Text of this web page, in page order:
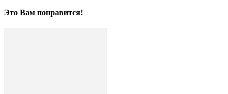
Это Вам понравится!